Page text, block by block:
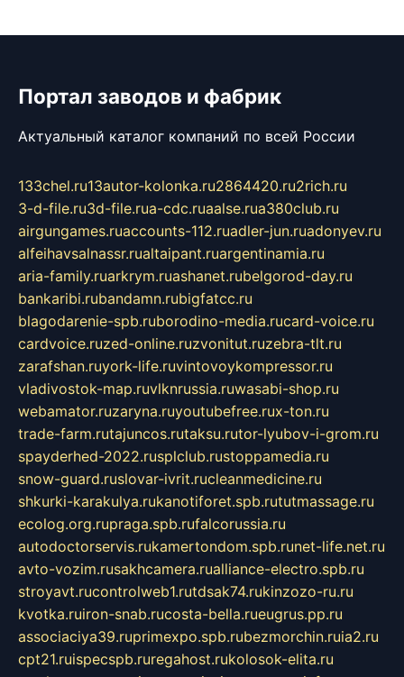
Портал заводов и фабрик
Актуальный каталог компаний по всей России
133chel.ru13autor-kolonka.ru2864420.ru2rich.ru
3-d-file.ru3d-file.rua-cdc.ruaalse.rua380club.ru
airgungames.ruaccounts-112.ruadler-jun.ruadonyev.ru
alfeihavsalnassr.rualtaipant.ruargentinamia.ru
aria-family.ruarkrym.ruashanet.rubelgorod-day.ru
bankaribi.rubandamn.rubigfatcc.ru
blagodarenie-spb.ruborodino-media.rucard-voice.ru
cardvoice.ruzed-online.ruzvonitut.ruzebra-tlt.ru
zarafshan.ruyork-life.ruvintovoykompressor.ru
vladivostok-map.ruvlknrussia.ruwasabi-shop.ru
webamator.ruzaryna.ruyoutubefree.rux-ton.ru
trade-farm.rutajuncos.rutaksu.rutor-lyubov-i-grom.ru
spayderhed-2022.rusplclub.rustoppamedia.ru
snow-guard.ruslovar-ivrit.rucleanmedicine.ru
shkurki-karakulya.rukanotiforet.spb.rututmassage.ru
ecolog.org.rupraga.spb.rufalcorussia.ru
autodoctorservis.rukamertondom.spb.runet-life.net.ru
avto-vozim.rusakhcamera.rualliance-electro.spb.ru
stroyavt.rucontrolweb1.rutdsak74.rukinzozo-ru.ru
kvotka.ruiron-snab.rucosta-bella.rueugrus.pp.ru
associaciya39.ruprimexpo.spb.rubezmorchin.ruia2.ru
cpt21.ruispecspb.ruregahost.rukolosok-elita.ru